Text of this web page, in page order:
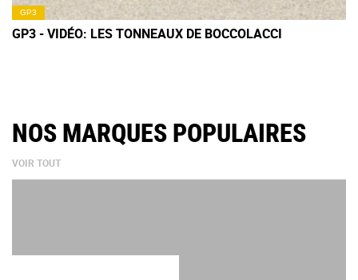
GP3
GP3 - VIDÉO: LES TONNEAUX DE BOCCOLACCI
NOS MARQUES POPULAIRES
VOIR TOUT